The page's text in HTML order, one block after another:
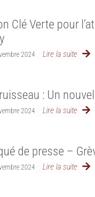
Clé Verte pour
2024 Lire la suite
: Un
2024 Lire la suite
de presse –
2024 Lire la suite